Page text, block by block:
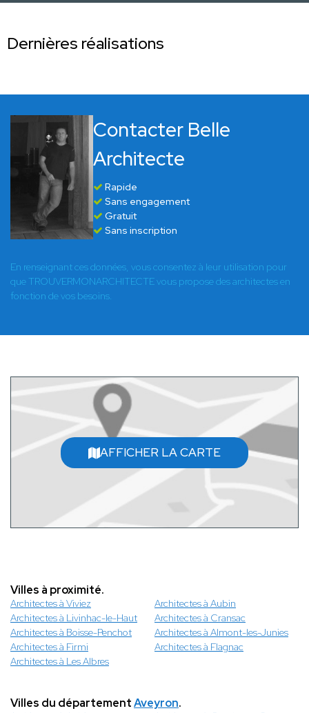
Dernières réalisations
Contacter Belle
Architecte
Rapide
Sans engagement
Gratuit
Sans inscription
En renseignant ces données, vous consentez à leur utilisation pour
que TROUVERMONARCHITECTE vous propose des architectes en
fonction de vos besoins.
AFFICHER LA CARTE
Villes à proximité.
Architectes à Viviez
Architectes à Aubin
Architectes à Livinhac-le-Haut
Architectes à Cransac
Architectes à Boisse-Penchot
Architectes à Almont-les-Junies
Architectes à Firmi
Architectes à Flagnac
Architectes à Les Albres
Villes du départementAveyron.